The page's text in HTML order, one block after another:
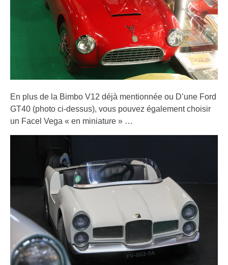
En plus de la Bimbo V12 déjà mentionnée ou D’une Ford
GT40 (photo ci-dessus), vous pouvez également choisir
un Facel Vega « en miniature » …